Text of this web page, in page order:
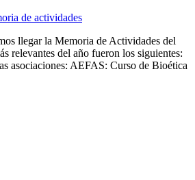
de actividades
llegar la Memoria de Actividades del
relevantes del año fueron los siguientes:
asociaciones: AEFAS: Curso de Bioética